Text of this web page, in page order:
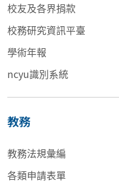
校友及各界捐款
校務研究資訊平臺
學術年報
ncyu識別系統
教務
教務法規彙編
各類申請表單